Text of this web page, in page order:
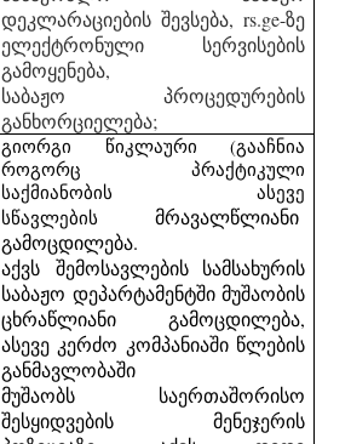
დეკლარაციების შევსება, rs.ge-ზე
ელექტრონული სერვისების
გამოყენება,
საბაჟო პროცედურების
განხორციელება;
გიორგი წიკლაური (გააჩნია
როგორც პრაქტიკული
საქმიანობის ასევე
სწავლების
მრავალწლიანი
გამოცდილება.
აქვს შემოსავლების სამსახურის
საბაჟო დეპარტამენტში მუშაობის
ცხრაწლიანი გამოცდილება,
ასევე კერძო კომპანიაში წლების
განმავლობაში
მუშაობს საერთაშორისო
შესყიდვების მენეჯერის